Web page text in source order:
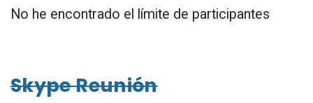
No he encontrado el límite de participantes
Skype Reunión